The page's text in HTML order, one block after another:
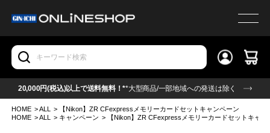
20,000円(税込)以上で送料無料！**大型商品/一部地域への発送は除く
HOME >ALL >
【Nikon】ZR CFexpressメモリーカードセットキャンペーン
HOME >ALL > キャンペーン > 【Nikon】ZR CFexpressメモリーカードセットキャン